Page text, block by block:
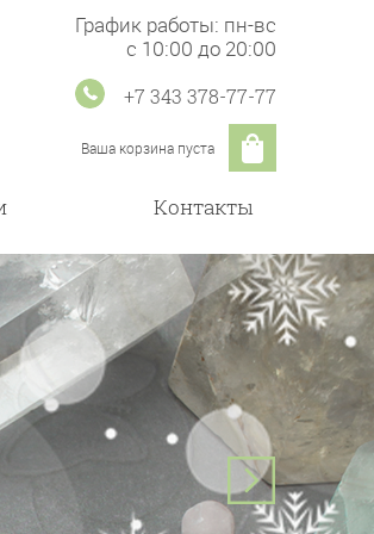
График работы: пн-вс
с 10:00 до 20:00
+7 343 378-77-77
Ваша корзина пуста
Контакты